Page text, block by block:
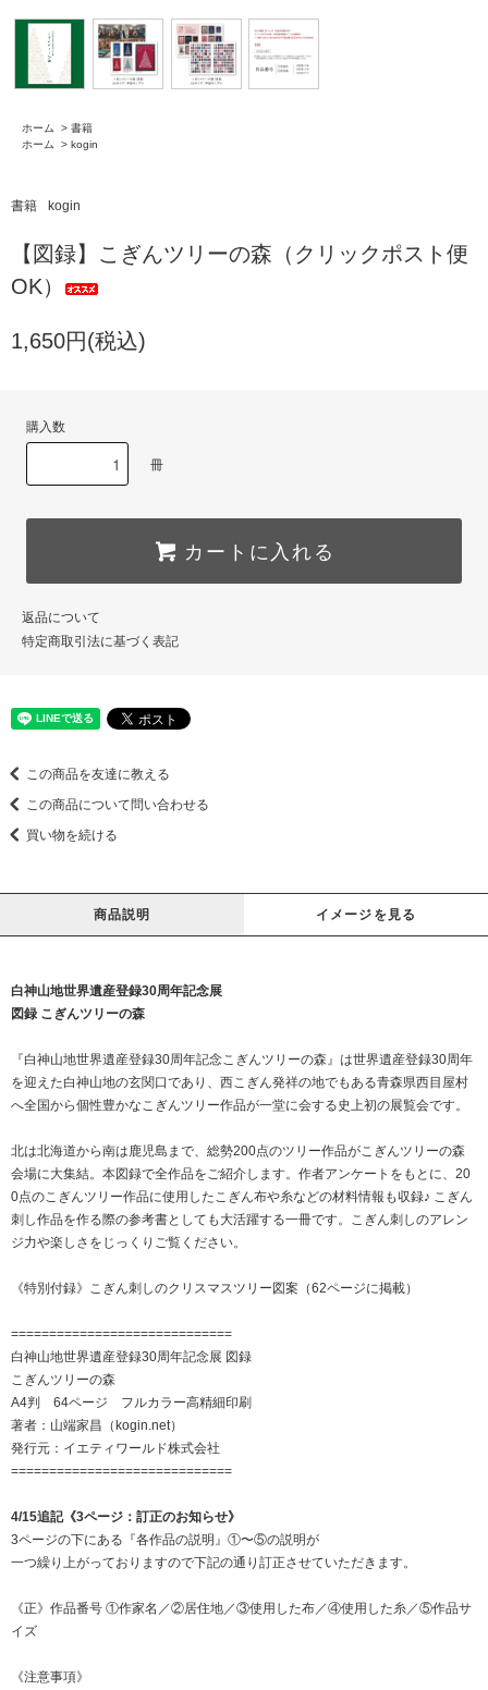
ホーム > 書籍
ホーム
> kogin
書籍 kogin
【図録】こぎんツリーの森（クリックポスト便
OK）
1,650円(税込)
購入数
冊
カートに入れる
返品について
特定商取引法に基づく表記
この商品を友達に教える
この商品について問い合わせる
買い物を続ける
商品説明 イメージを見る
白神山地世界遺産登録30周年記念展
図録 こぎんツリーの森
『白神山地世界遺産登録30周年記念こぎんツリーの森』は世界遺産登録30周年
を迎えた白神山地の玄関口であり、西こぎん発祥の地でもある青森県西目屋村
へ全国から個性豊かなこぎんツリー作品が一堂に会する史上初の展覧会です。
北は北海道から南は鹿児島まで、総勢200点のツリー作品がこぎんツリーの森
会場に大集結。本図録で全作品をご紹介します。作者アンケートをもとに、20
0点のこぎんツリー作品に使用したこぎん布や糸などの材料情報も収録♪ こぎん
刺し作品を作る際の参考書としても大活躍する一冊です。こぎん刺しのアレン
ジ力や楽しさをじっくりご覧ください。
《特別付録》こぎん刺しのクリスマスツリー図案（62ページに掲載）
=============================
白神山地世界遺産登録30周年記念展 図録
こぎんツリーの森
A4判 64ページ フルカラー高精細印刷
著者：山端家昌（kogin.net）
発行元：イエティワールド株式会社
=============================
4/15追記《3ページ：訂正のお知らせ》
3ページの下にある『各作品の説明』①〜⑤の説明が
一つ繰り上がっておりますので下記の通り訂正させていただきます。
《正》作品番号 ①作家名／②居住地／③使用した布／④使用した糸／⑤作品サ
イズ
《注意事項》